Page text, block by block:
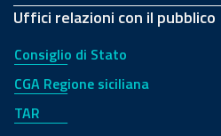
Uffici relazioni con il pubblico
Consiglio di Stato
CGA Regione siciliana
TAR